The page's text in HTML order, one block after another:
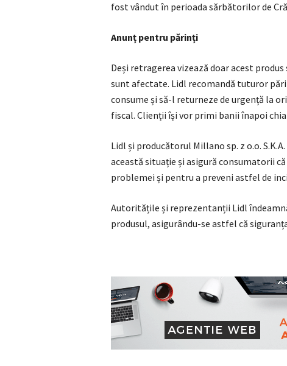
fost vândut în perioada sărbătorilor de
Anunț pentru părinți
Deși retragerea vizează doar acest
sunt afectate. Lidl recomandă tuturor
consume și să-l returneze de urgență la
fiscal. Clienții își vor primi banii înapoi
Lidl și producătorul Millano sp. z o.o.
această situație și asigură consumatorii
problemei și pentru a preveni astfel de
Autoritățile și reprezentanții Lidl
produsul, asigurându-se astfel că